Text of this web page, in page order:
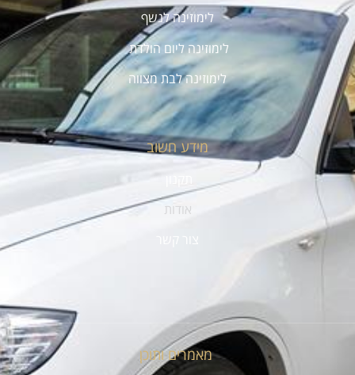
לימוזינה לנשף
לימוזינה ליום הולדת
לימוזינה לבת מצווה
מידע חשוב
אודות
צור קשר
מאמרים ותוכן